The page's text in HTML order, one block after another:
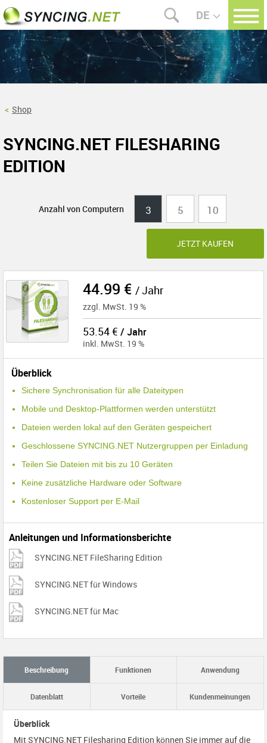
DE
Shop
SYNCING.NET FILESHARING
EDITION
Anzahl von Computern 3 5 10
JETZT KAUFEN
44.99 € / Jahr
zzgl. MwSt. 19 %
53.54€ / Jahr
inkl. MwSt. 19 %
Überblick
Sichere Synchronisation für alle Dateitypen
Mobile und Desktop-Plattformen werden unterstützt
Dateien werden lokal auf den Geräten gespeichert
Geschlossene SYNCING.NET Nutzergruppen per Einladung
Teilen Sie Dateien mit bis zu 10 Geräten
Keine zusätzliche Hardware oder Software
Kostenloser Support per E-Mail
Anleitungen und Informationsberichte
SYNCING.NET FileSharing Edition
SYNCING.NET für Windows
SYNCING.NET für Mac
Beschreibung Funktionen Anwendung
Datenblatt Vorteile Kundenmeinungen
Überblick
Mit SYNCING.NET Filesharing Edition können Sie immer auf die